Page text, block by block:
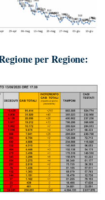
per Regione: